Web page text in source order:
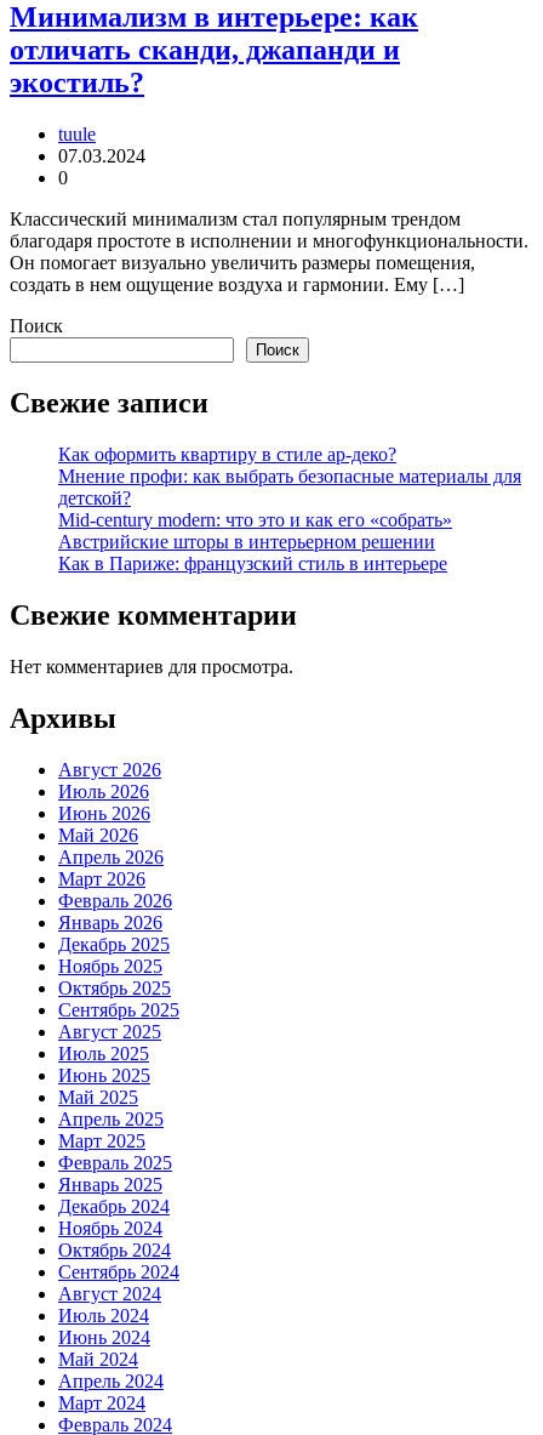
Минимализм в интерьере: как
отличать сканди, джапанди и
экостиль?
tuule
07.03.2024
0
Классический минимализм стал популярным трендом
благодаря простоте в исполнении и многофункциональности.
Он помогает визуально увеличить размеры помещения,
создать в нем ощущение воздуха и гармонии. Ему […]
Поиск
Поиск
Свежие записи
Как оформить квартиру в стиле ар-деко?
Мнение профи: как выбрать безопасные материалы для
детской?
Mid-century modern: что это и как его «собрать»
Австрийские шторы в интерьерном решении
Как в Париже: французский стиль в интерьере
Свежие комментарии
Нет комментариев для просмотра.
Архивы
Август 2026
Июль 2026
Июнь 2026
Май 2026
Апрель 2026
Март 2026
Февраль 2026
Январь 2026
Декабрь 2025
Ноябрь 2025
Октябрь 2025
Сентябрь 2025
Август 2025
Июль 2025
Июнь 2025
Май 2025
Апрель 2025
Март 2025
Февраль 2025
Январь 2025
Декабрь 2024
Ноябрь 2024
Октябрь 2024
Сентябрь 2024
Август 2024
Июль 2024
Июнь 2024
Май 2024
Апрель 2024
Март 2024
Февраль 2024